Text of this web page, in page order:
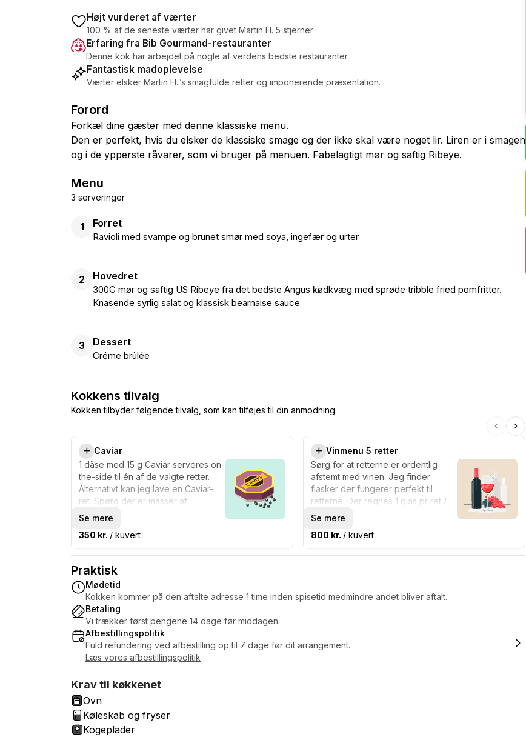
Højt vurderet af værter
100 % af de seneste værter har givet Martin H. 5 stjerner
Erfaring fra Bib Gourmand-restauranter
Denne kok har arbejdet på nogle af verdens bedste restauranter.
Fantastisk madoplevelse
Værter elsker Martin H..’s smagfulde retter og imponerende præsentation.
Forord
Forkæl dine gæster med denne klassiske menu.
Den er perfekt, hvis du elsker de klassiske smage og der ikke skal være noget lir. Liren er i smagen
og i de ypperste råvarer, som vi bruger på menuen. Fabelagtigt mør og saftig Ribeye.
Menu
3 serveringer
1 Forret
Ravioli med svampe og brunet smør med soya, ingefær og urter
2 Hovedret
300G mør og saftig US Ribeye fra det bedste Angus kødkvæg med sprøde tribble fried pomfritter.
Knasende syrlig salat og klassisk bearnaise sauce
3 Dessert
Créme brûlée
Kokkens tilvalg
Kokken tilbyder følgende tilvalg, som kan tilføjes til din anmodning.
Caviar
1 dåse med 15 g Caviar serveres on-
the-side til én af de valgte retter.
Alternativt kan jeg lave en Caviar-
ret. Spørg der er masser af
muligheder 😊
Se mere
350 kr. / kuvert
Vinmenu 5 retter
Sørg for at retterne er ordentlig
afstemt med vinen. Jeg finder
flasker der fungerer perfekt til
retterne. Der regnes 1 glas pr ret /
Skriv til mig hvis I ønsker
alternativer, så finder vi en løsning.
Se mere
800 kr. / kuvert
Praktisk
Mødetid
Kokken kommer på den aftalte adresse 1 time inden spisetid medmindre andet bliver aftalt.
Betaling
Vi trækker først pengene 14 dage før middagen.
Afbestillingspolitik
Fuld refundering ved afbestilling op til 7 dage før dit arrangement.
Læs vores afbestillingspolitik
Krav til køkkenet
Ovn
Køleskab og fryser
Kogeplader